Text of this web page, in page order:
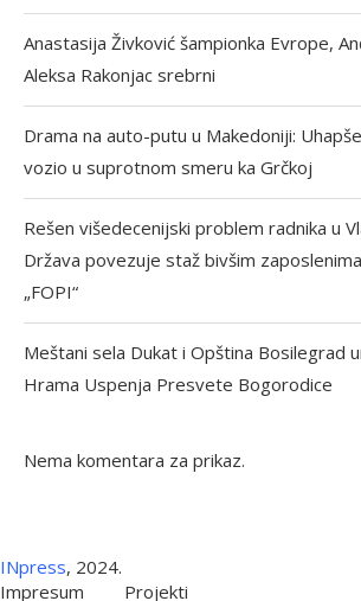
Anastasija Živković šampionka Evrope,
Aleksa Rakonjac srebrni
Drama na auto-putu u Makedoniji:
vozio u suprotnom smeru ka Grčkoj
Rešen višedecenijski problem radnika u
Država povezuje staž bivšim zaposlenima
„FOPI“
Meštani sela Dukat i Opština Bosilegrad
Hrama Uspenja Presvete Bogorodice
Nema komentara za prikaz.
INpress, 2024.
Impresum
Projekti